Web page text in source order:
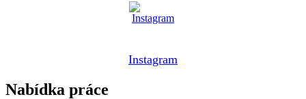
Instagram
Nabídka práce